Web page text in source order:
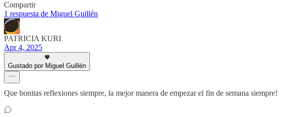
Compartir
1 respuesta de Miguel Guillén
PATRICIA KURI
Apr 4, 2025
Gustado por Miguel Guillén
Que bonitas reflexiones siempre, la mejor manera de empezar el fin de semana siempre!